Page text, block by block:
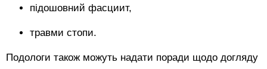
підошовний фасциит,
травми стопи.
Подологи також можуть надати поради щодо догляду